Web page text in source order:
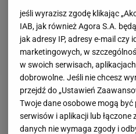
jeśli wyrazisz zgodę klikając
IAB, jak również Agora S.A.
jak adresy IP, adresy e-mail
marketingowych, w
w swoich serwisach,
dobrowolne. Jeśli nie chcesz
przejdź do „Ustawień
Twoje dane osobowe mogą
serwisów i aplikacji lub
danych nie wymaga zgody i